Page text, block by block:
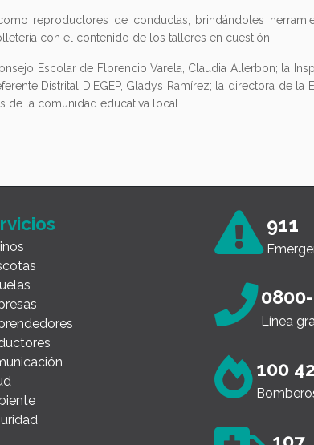
reproductores de conductas, brindándoles
con el contenido de los talleres en cuestión.
Escolar de Florencio Varela, Claudia Allerbon; la
Distrital DIEGEP, Gladys Ramírez; la directora de la
de la comunidad educativa local.
911
Línea
100